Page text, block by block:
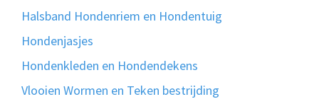
Halsband Hondenriem en Hondentuig
Hondenjasjes
Hondenkleden en Hondendekens
Vlooien Wormen en Teken bestrijding